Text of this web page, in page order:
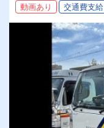
動画あり 交通費支給